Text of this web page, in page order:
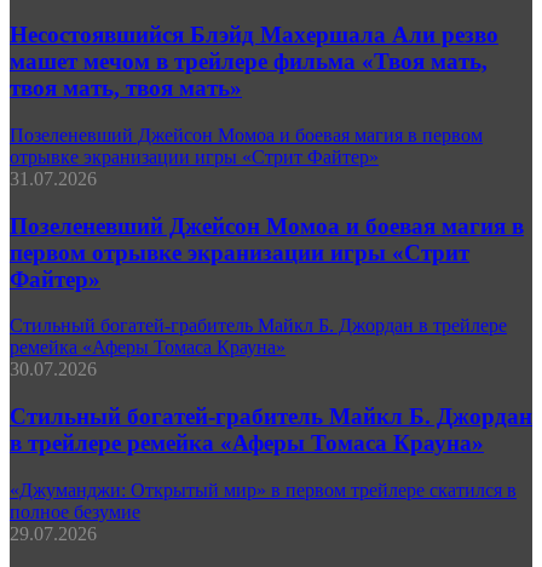
Несостоявшийся Блэйд Махершала Али резво
машет мечом в трейлере фильма «Твоя мать,
твоя мать, твоя мать»
Позеленевший Джейсон Момоа и боевая магия в первом
отрывке экранизации игры «Стрит Файтер»
31.07.2026
Позеленевший Джейсон Момоа и боевая магия в
первом отрывке экранизации игры «Стрит
Файтер»
Стильный богатей-грабитель Майкл Б. Джордан в трейлере
ремейка «Аферы Томаса Крауна»
30.07.2026
Стильный богатей-грабитель Майкл Б. Джордан
в трейлере ремейка «Аферы Томаса Крауна»
«Джуманджи: Открытый мир» в первом трейлере скатился в
полное безумие
29.07.2026